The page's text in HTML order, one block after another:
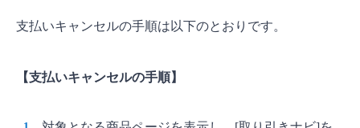
支払いキャンセルの手順は以下のとおりです。
【支払いキャンセルの手順】